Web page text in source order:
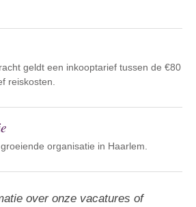
geldt een inkooptarief tussen de €80
reiskosten.
organisatie in Haarlem.
over onze vacatures of